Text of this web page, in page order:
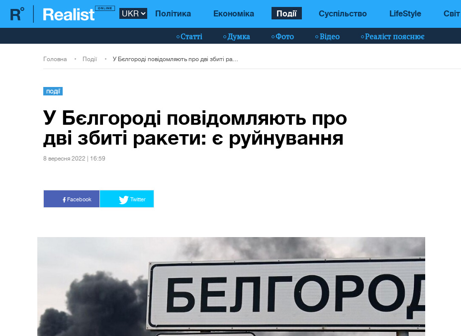
Політика Економіка Події Суспільство LifeStyle Світ
Статті Думка Фото Відео Реаліст пояснює
Головна Події
ПОДІЇ
У Бєлгороді повідомляють про
дві збиті ракети: є руйнування
8 вересня 2022 | 16:59
Facebook Twitter